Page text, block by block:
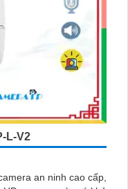
L-V2
an ninh cao cấp,